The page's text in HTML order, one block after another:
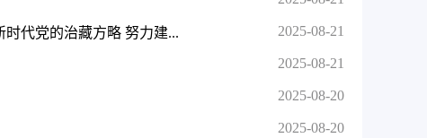
代党的治藏方略 努力建... 2025-08-21
2025-08-21
2025-08-20
2025-08-20